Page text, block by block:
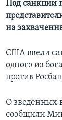
Под санкции
на
США ввели
одного из
против
О введенных
сообщили